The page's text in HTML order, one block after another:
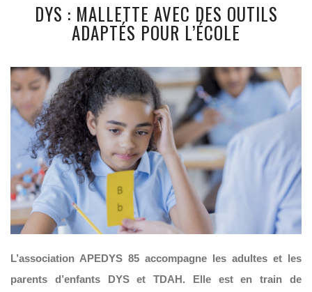
DYS : MALLETTE AVEC DES OUTILS
ADAPTÉS POUR L’ÉCOLE
L’association APEDYS 85 accompagne les adultes et les
parents d’enfants DYS et TDAH. Elle est en train de